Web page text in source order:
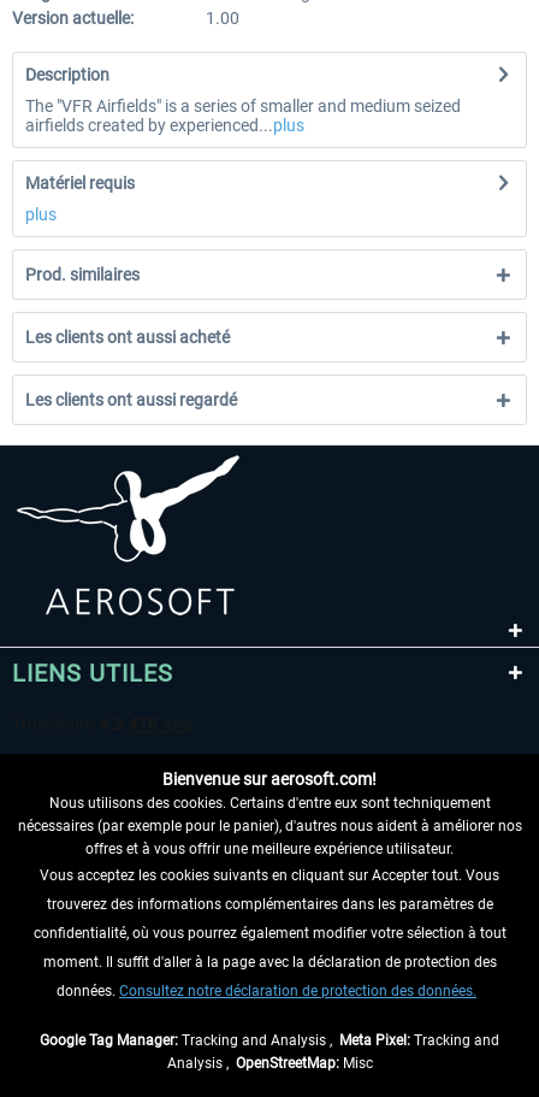
Version actuelle:
1.00
Description
The "VFR Airfields" is a series of smaller and medium seized
airfields created by experienced...plus
Matériel requis
plus
Prod. similaires
Les clients ont aussi acheté
Les clients ont aussi regardé
LIENS UTILES
RENONCER AU CONTRAT ICI
INFORMATIONS
NE MANQUEZ PAS LES DERNIÈRES
Bienvenue sur aerosoft.com!
Nous utilisons des cookies. Certains d'entre eux sont techniquement
nécessaires (par exemple pour le panier), d'autres nous aident à améliorer nos
offres et à vous offrir une meilleure expérience utilisateur.
Vous acceptez les cookies suivants en cliquant sur Accepter tout. Vous
trouverez des informations complémentaires dans les paramètres de
confidentialité, où vous pourrez également modifier votre sélection à tout
moment. Il suffit d'aller à la page avec la déclaration de protection des
données. Consultez notre déclaration de protection des données.
Google Tag Manager: Tracking and Analysis , Meta Pixel: Tracking and
Analysis , OpenStreetMap:Misc